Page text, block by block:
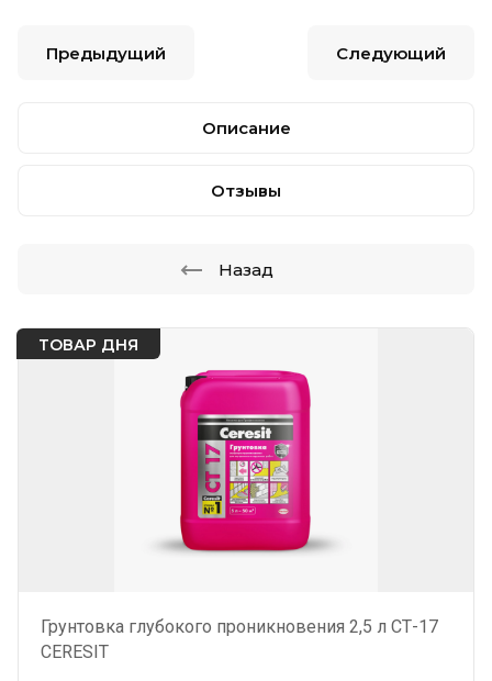
ТОВАР ДНЯ
Грунтовка глубокого проникновения 2,5 л СТ-17
CERESIT
Предыдущий Следующий
Описание
Отзывы
Назад